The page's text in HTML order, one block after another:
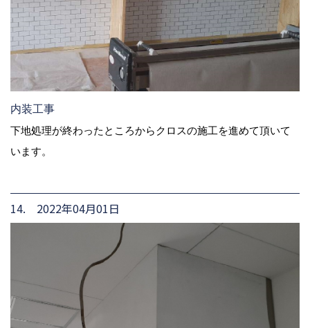
内装工事
下地処理が終わったところからクロスの施工を進めて頂いて
います。
14. 2022年04月01日